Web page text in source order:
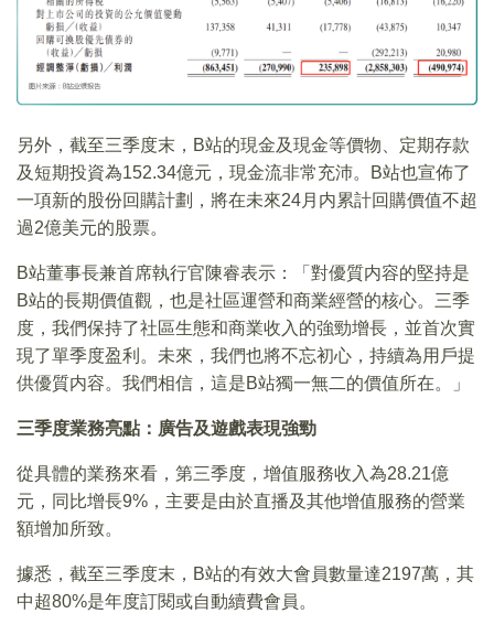
另外，截至三季度末，B站的現金及現金等價物、定期存款
及短期投資為152.34億元，現金流非常充沛。B站也宣佈了
一項新的股份回購計劃，將在未來24月内累計回購價值不超
過2億美元的股票。
B站董事長兼首席執行官陳睿表示：「對優質内容的堅持是
B站的長期價值觀，也是社區運營和商業經營的核心。三季
度，我們保持了社區生態和商業收入的強勁增長，並首次實
現了單季度盈利。未來，我們也將不忘初心，持續為用戶提
供優質内容。我們相信，這是B站獨一無二的價值所在。」
三季度業務亮點： 廣告及遊戲表現強勁
從具體的業務來看，第三季度，增值服務收入為28.21億
元，同比增長9%，主要是由於直播及其他增值服務的營業
額增加所致。
據悉，截至三季度末，B站的有效大會員數量達2197萬，其
中超80%是年度訂閱或自動續費會員。